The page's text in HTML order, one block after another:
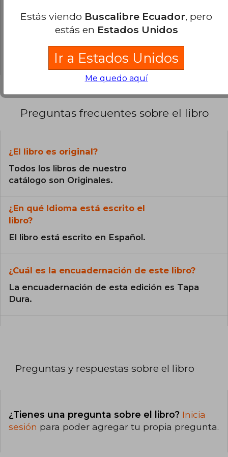
0% (0)
0% (0)
Preguntas frecuentes sobre el libro
¿El libro es original?
Todos los libros de nuestro
catálogo son Originales.
¿En qué Idioma está escrito el
libro?
El libro está escrito en Español.
¿Cuál es la encuadernación de este libro?
La encuadernación de esta edición es Tapa
Dura.
Preguntas y respuestas sobre el libro
¿Tienes una pregunta sobre el libro? Inicia
sesión para poder agregar tu propia pregunta.
Estás viendo Buscalibre Ecuador, pero
estás en Estados Unidos
Ir a Estados Unidos
Me quedo aquí